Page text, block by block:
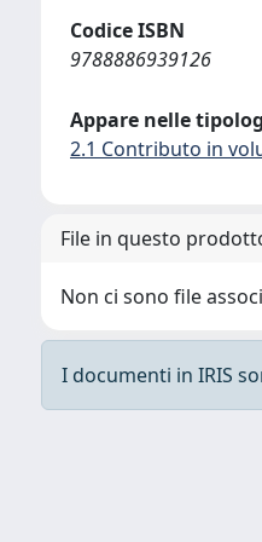
Codice ISBN
9788886939126
Appare nelle
2.1 Contributo in
File in questo
Non ci sono file
I documenti in IRIS